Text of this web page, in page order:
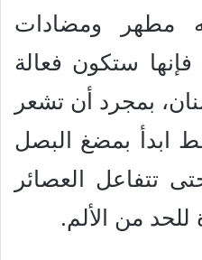
مطهر ومضادات
فإنها ستكون فعالة
بمجرد أن تشعر
ابدأ بمضغ البصل
تتفاعل العصائر
للحد من الألم.